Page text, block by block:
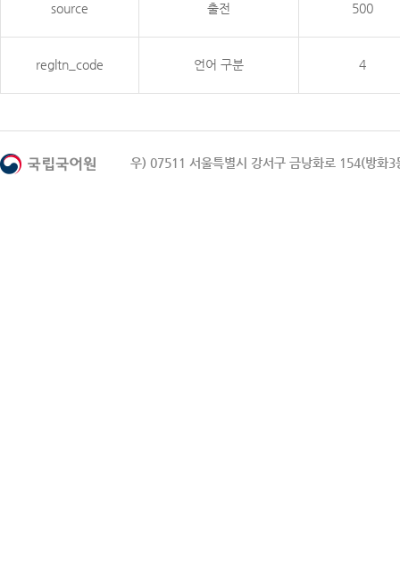
source 출전 500
regltn_code 언어 구분 4
우) 07511 서울특별시 강서구 금낭화로 154(방화3